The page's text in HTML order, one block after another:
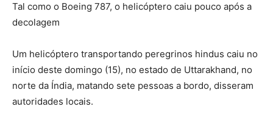
Tal como o Boeing 787, o helicóptero caiu pouco após a
decolagem
Um helicóptero transportando peregrinos hindus caiu no
início deste domingo (15), no estado de Uttarakhand, no
norte da Índia, matando sete pessoas a bordo, disseram
autoridades locais.